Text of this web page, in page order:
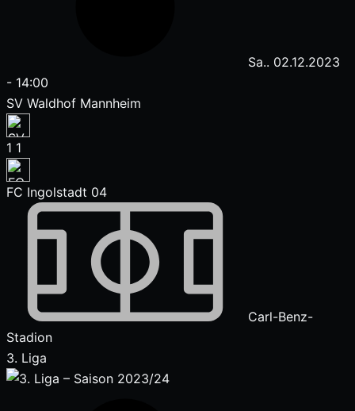
Sa.. 02.12.2023
- 14:00
SV Waldhof Mannheim
1 1
FC Ingolstadt 04
Carl-Benz-
Stadion
3. Liga